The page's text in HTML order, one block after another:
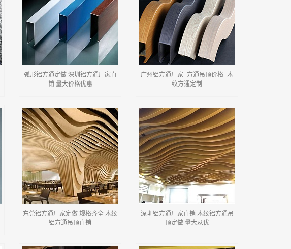
弧形铝方通定做 深圳铝方通厂家直
销 量大价格优惠
广州铝方通厂家_方通吊顶价格_木
纹方通定制
东莞铝方通厂家定做 规格齐全 木纹
铝方通吊顶直销
深圳铝方通厂家直销 木纹铝方通吊
顶定做 量大从优